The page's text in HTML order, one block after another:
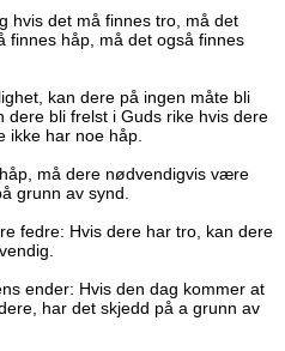
hvis det må finnes tro, må det
finnes håp, må det også finnes
kan dere på ingen måte bli
dere bli frelst i Guds rike hvis dere
ikke har noe håp.
må dere nødvendigvis være
grunn av synd.
fedre: Hvis dere har tro, kan dere
ender: Hvis den dag kommer at
har det skjedd på a grunn av